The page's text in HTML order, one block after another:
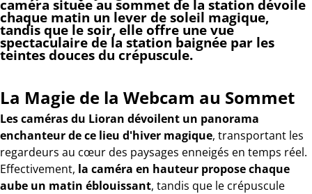
caméra située au sommet de la station dévoile
chaque matin un lever de soleil magique,
tandis que le soir, elle offre une vue
spectaculaire de la station baignée par les
teintes douces du crépuscule.
La Magie de la Webcam au Sommet
Les caméras du Lioran dévoilent un panorama
enchanteur de ce lieu d'hiver magique, transportant les
regardeurs au cœur des paysages enneigés en temps réel.
Effectivement, la caméra en hauteur propose chaque
aube un matin éblouissant, tandis que le crépuscule